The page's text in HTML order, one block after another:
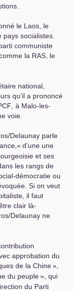
le Laos, le
socialistes.
communiste
la RAS , le
national,
qu’il a prononcé
, à Malo-les-
voie.
Delaunay parle
d’une une
et ses
les rangs de
démocratie ou
Si on veut
il faut
clair là-
Delaunay ne
approbation du
de la Chine»,
du peuple», qui
du Parti